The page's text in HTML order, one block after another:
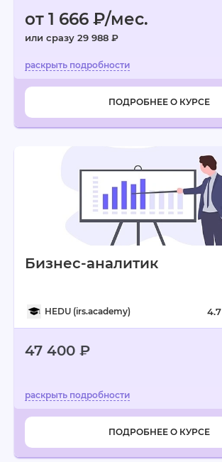
от 1 666 ₽/мес.
или сразу 29 988 ₽
ПОДРОБНЕЕ О КУРСЕ
Бизнес-аналитик
HEDU (irs.academy) 4.7
47 400 ₽
ПОДРОБНЕЕ О КУРСЕ